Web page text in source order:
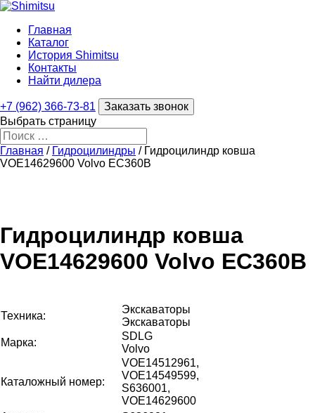
Главная
Каталог
История Shimitsu
Контакты
Найти дилера
+7 (962) 366-73-81
Заказать звонок
Выбрать страницу
Главная / Гидроцилиндры / Гидроцилиндр ковша
VOE14629600 Volvo EC360B
Гидроцилиндр ковша
VOE14629600 Volvo EC360B
Техника:
Экскаваторы
Экскаваторы
Марка:
SDLG
Volvo
Каталожный номер:
VOE14512961,
VOE14549599,
S636001,
VOE14629600